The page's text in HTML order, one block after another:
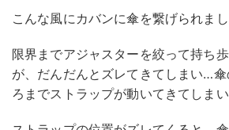
こんな風にカバンに傘を繋げられま
限界までアジャスターを絞って持ち
が、だんだんとズレてきてしまい…傘
ろまでストラップが動いてきてしまい